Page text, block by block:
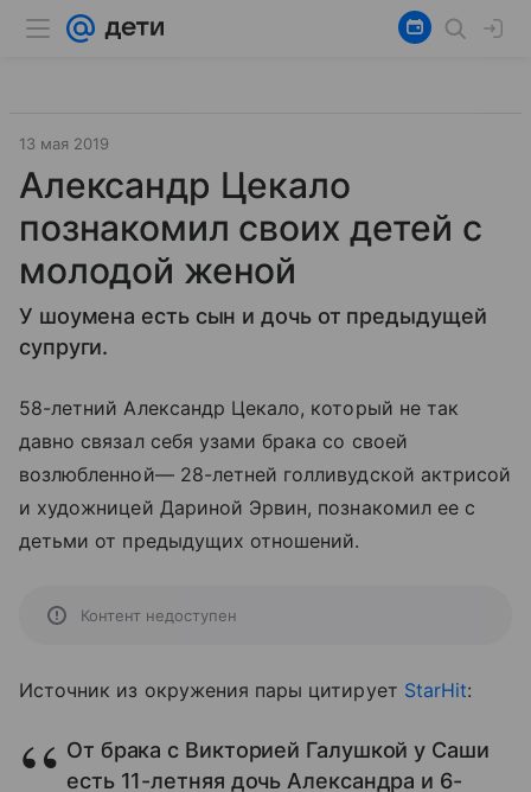
13 мая 2019
Александр Цекало
познакомил своих детей с
молодой женой
У шоумена есть сын и дочь от предыдущей
супруги.
58-летний Александр Цекало, который не так
давно связал себя узами брака со своей
возлюбленной— 28-летней голливудской актрисой
и художницей Дариной Эрвин, познакомил ее с
детьми от предыдущих отношений.
Контент недоступен
Источник из окружения пары цитирует StarHit:
От брака с Викторией Галушкой у Саши
есть 11-летняя дочь Александра и 6-